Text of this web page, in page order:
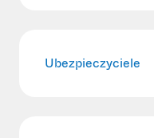
Ubezpieczyciele